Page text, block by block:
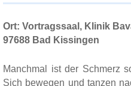
Ort: Vortragssaal, Klinik
97688 Bad Kissingen
Manchmal ist der Schmerz
Sich bewegen und tanzen